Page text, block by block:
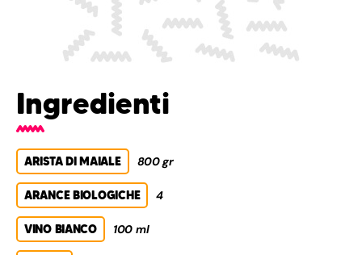
Ingredienti
ARISTA DI MAIALE 800 gr
ARANCE BIOLOGICHE 4
VINO BIANCO 100 ml